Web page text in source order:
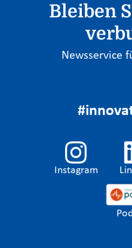
Bleiben
Newsservice
Instagram